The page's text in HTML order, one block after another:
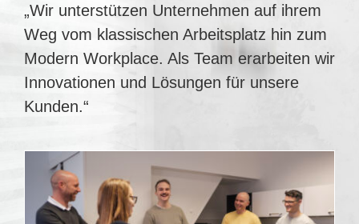
„Wir unterstützen Unternehmen auf ihrem
Weg vom klassischen Arbeitsplatz hin zum
Modern Workplace. Als Team erarbeiten wir
Innovationen und Lösungen für unsere
Kunden.“